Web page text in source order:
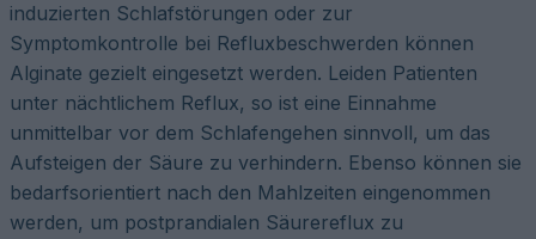
induzierten Schlafstörungen oder zur
Symptomkontrolle bei Refluxbeschwerden können
Alginate gezielt eingesetzt werden. Leiden Patienten
unter nächtlichem Reflux, so ist eine Einnahme
unmittelbar vor dem Schlafengehen sinnvoll, um das
Aufsteigen der Säure zu verhindern. Ebenso können sie
bedarfsorientiert nach den Mahlzeiten eingenommen
werden, um postprandialen Säurereflux zu